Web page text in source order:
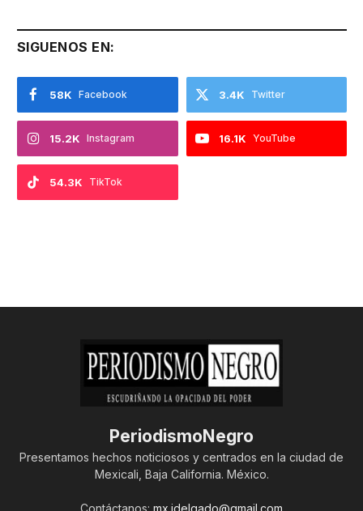
SIGUENOS EN:
Facebook
58K Twitter
3.4K
Instagram
15.2K YouTube
16.1K
TikTok
54.3K
PeriodismoNegro
Presentamos hechos noticiosos y centrados en la ciudad de
Mexicali, Baja California. México.
Contáctanos: mx.jdelgado@gmail.com